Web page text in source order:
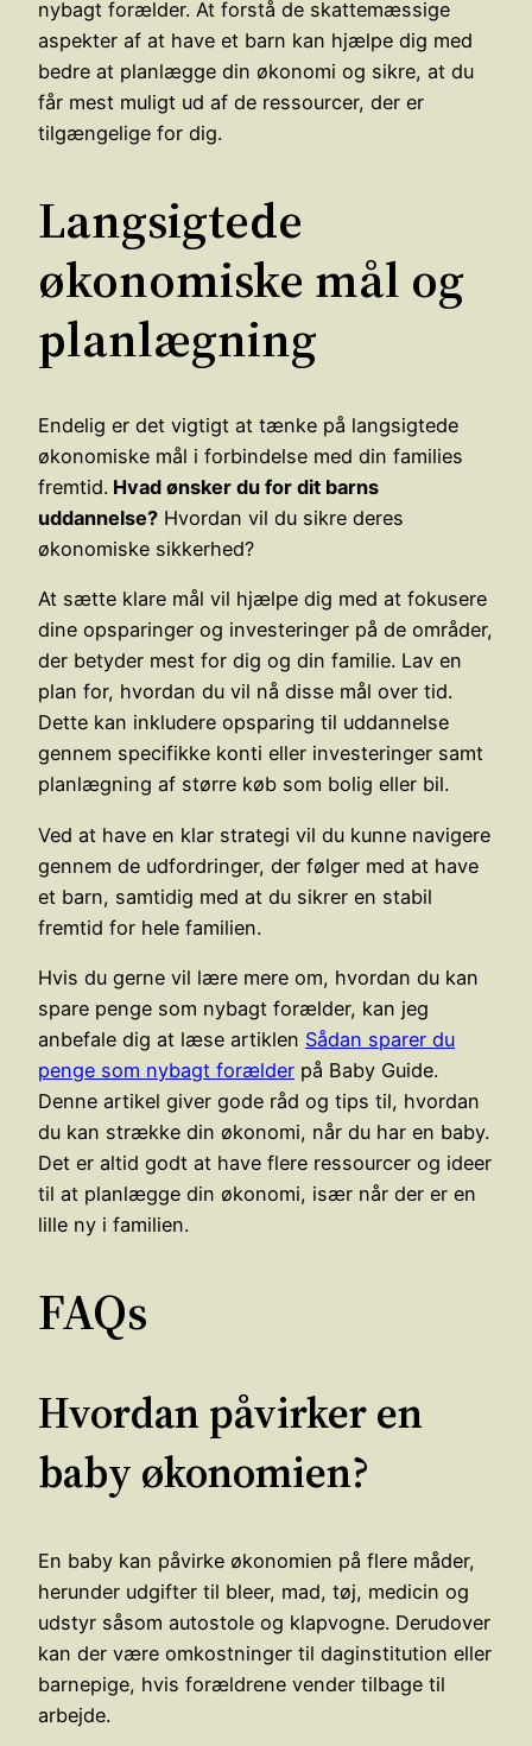
nybagt forælder. At forstå de skattemæssige
aspekter af at have et barn kan hjælpe dig med
bedre at planlægge din økonomi og sikre, at du
får mest muligt ud af de ressourcer, der er
tilgængelige for dig.
Langsigtede
økonomiske mål og
planlægning
Endelig er det vigtigt at tænke på langsigtede
økonomiske mål i forbindelse med din families
fremtid. Hvad ønsker du for dit barns
uddannelse? Hvordan vil du sikre deres
økonomiske sikkerhed?
At sætte klare mål vil hjælpe dig med at fokusere
dine opsparinger og investeringer på de områder,
der betyder mest for dig og din familie. Lav en
plan for, hvordan du vil nå disse mål over tid.
Dette kan inkludere opsparing til uddannelse
gennem specifikke konti eller investeringer samt
planlægning af større køb som bolig eller bil.
Ved at have en klar strategi vil du kunne navigere
gennem de udfordringer, der følger med at have
et barn, samtidig med at du sikrer en stabil
fremtid for hele familien.
Hvis du gerne vil lære mere om, hvordan du kan
spare penge som nybagt forælder, kan jeg
anbefale dig at læse artiklen Sådan sparer du
penge som nybagt forælder på Baby Guide.
Denne artikel giver gode råd og tips til, hvordan
du kan strække din økonomi, når du har en baby.
Det er altid godt at have flere ressourcer og ideer
til at planlægge din økonomi, især når der er en
lille ny i familien.
FAQs
Hvordan påvirker en
baby økonomien?
En baby kan påvirke økonomien på flere måder,
herunder udgifter til bleer, mad, tøj, medicin og
udstyr såsom autostole og klapvogne. Derudover
kan der være omkostninger til daginstitution eller
barnepige, hvis forældrene vender tilbage til
arbejde.